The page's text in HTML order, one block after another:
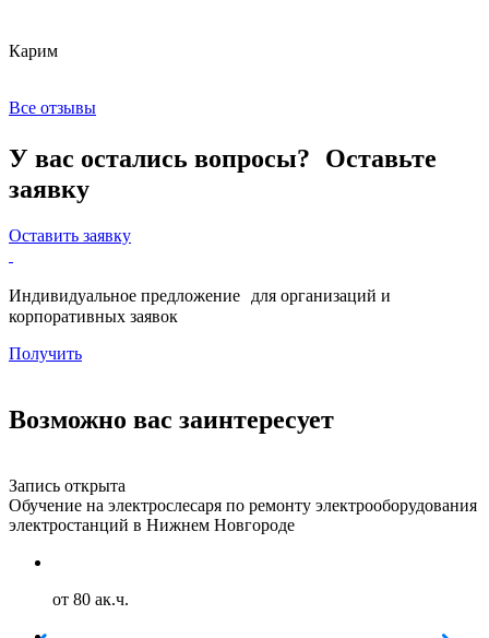
Карим
Все отзывы
У вас остались вопросы? Оставьте
заявку
Оставить заявку
Индивидуальное предложение для организаций и
корпоративных заявок
Получить
Возможно вас заинтересует
Запись открыта
Обучение на электрослесаря по ремонту электрооборудования
электростанций в Нижнем Новгороде
от 80 ак.ч.